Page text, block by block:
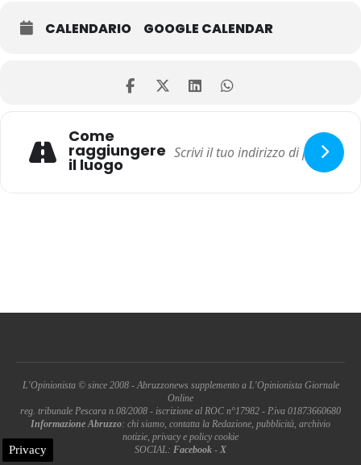
CALENDARIO GOOGLE CALENDAR
Come
raggiungere
il luogo
L'Opinionista © since 2008 - Abruzzonews supplemento a L'Opinionista Giornale
Online
reg. tribunale Pescara n.08/2008 - iscrizione al ROC n°17982 - P.iva 01873660680
Informazione Abruzzo: chi siamo, contatta la Redazione, pubblicità, archivio
notizie, privacy e policy cookie
SOCIAL: Facebook - X
Privacy